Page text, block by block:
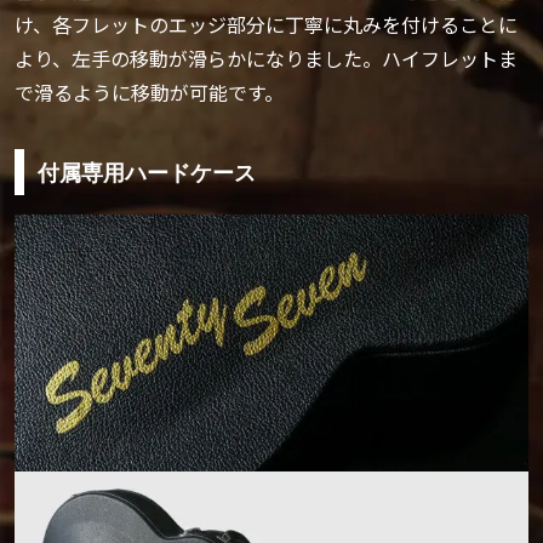
け、各フレットのエッジ部分に丁寧に丸みを付けることに
より、左手の移動が滑らかになりました。ハイフレットま
で滑るように移動が可能です。
付属専用ハードケース